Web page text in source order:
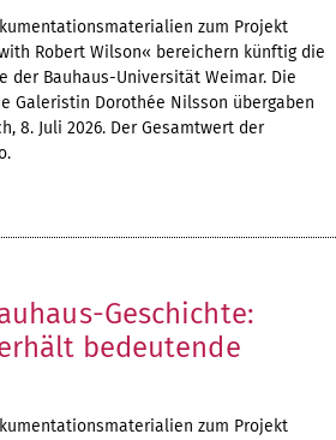
zum Projekt
Robert Wilson« bereichern künftig die
der Bauhaus-Universität Weimar. Die
Galeristin Dorothée Nilsson übergaben
8. Juli 2026. Der Gesamtwert der
Geschichte:
bedeutende
zum Projekt